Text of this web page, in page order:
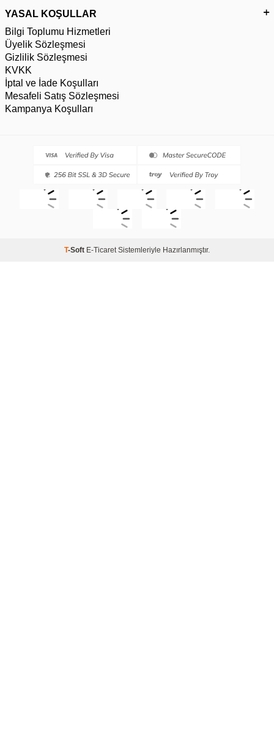
YASAL KOŞULLAR
Bilgi Toplumu Hizmetleri
Üyelik Sözleşmesi
Gizlilik Sözleşmesi
KVKK
İptal ve İade Koşulları
Mesafeli Satış Sözleşmesi
Kampanya Koşulları
T-Soft E-Ticaret Sistemleriyle Hazırlanmıştır.